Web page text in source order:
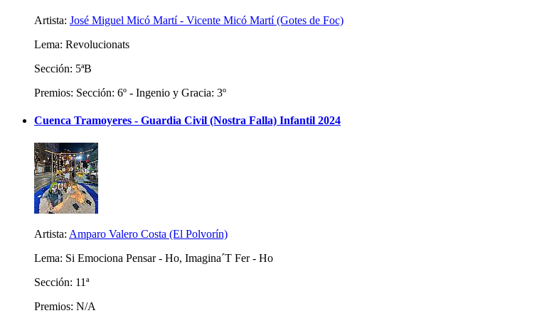
Artista: José Miguel Micó Martí - Vicente Micó Martí (Gotes de Foc)
Lema: Revolucionats
Sección: 5ªB
Premios: Sección: 6º - Ingenio y Gracia: 3º
Cuenca Tramoyeres - Guardia Civil (Nostra Falla) Infantil 2024
Artista: Amparo Valero Costa (El Polvorín)
Lema: Si Emociona Pensar - Ho, Imagina´T Fer - Ho
Sección: 11ª
Premios: N/A